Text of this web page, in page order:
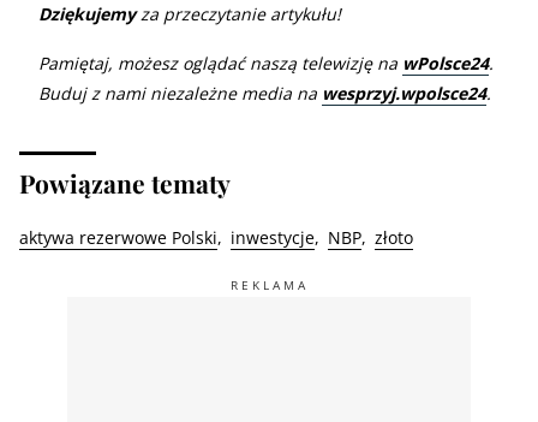
Dziękujemyza przeczytanie artykułu!
Pamiętaj, możesz oglądać naszą telewizję na wPolsce24.
Buduj z nami niezależne media na wesprzyj.wpolsce24.
Powiązane tematy
aktywa rezerwowe Polski inwestycje NBP złoto